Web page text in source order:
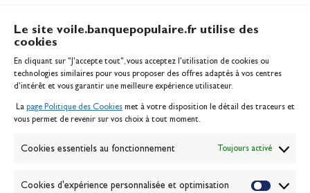
Le site voile.banquepopulaire.fr utilise des
cookies
En cliquant sur "J'accepte tout", vous acceptez l’utilisation de cookies ou
technologies similaires pour vous proposer des offres adaptés à vos centres
d’intérêt et vous garantir une meilleure expérience utilisateur.
La page Politique des Cookies met à votre disposition le détail des traceurs et
vous permet de revenir sur vos choix à tout moment.
Cookies essentiels au fonctionnement Toujours activé
Cookies d'expérience personnalisée et optimisation
Inscription serveur média
Contact
Politique des cookies
Banque de la voile
Passion Voile TV